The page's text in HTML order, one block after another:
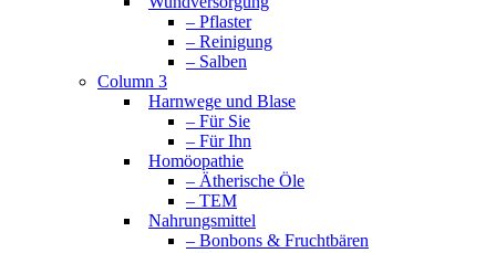
– Pflaster
– Reinigung
– Salben
Column 3
Harnwege und Blase
– Für Sie
– Für Ihn
Homöopathie
– Ätherische Öle
– TEM
Nahrungsmittel
– Bonbons & Fruchtbären